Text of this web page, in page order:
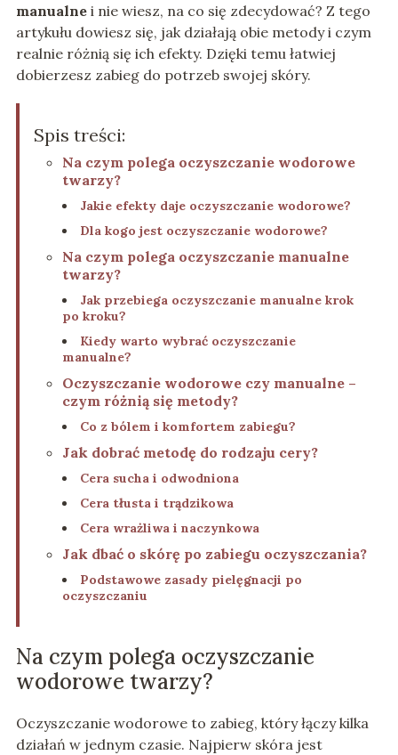
manualnei nie wiesz, na co się zdecydować? Z tego
artykułu dowiesz się, jak działają obie metody i czym
realnie różnią się ich efekty. Dzięki temu łatwiej
dobierzesz zabieg do potrzeb swojej skóry.
Spis treści:
Na czym polega oczyszczanie wodorowe
twarzy?
Jakie efekty daje oczyszczanie wodorowe?
Dla kogo jest oczyszczanie wodorowe?
Na czym polega oczyszczanie manualne
twarzy?
Jak przebiega oczyszczanie manualne krok
po kroku?
Kiedy warto wybrać oczyszczanie
manualne?
Oczyszczanie wodorowe czy manualne –
czym różnią się metody?
Co z bólem i komfortem zabiegu?
Jak dobrać metodę do rodzaju cery?
Cera sucha i odwodniona
Cera tłusta i trądzikowa
Cera wrażliwa i naczynkowa
Jak dbać o skórę po zabiegu oczyszczania?
Podstawowe zasady pielęgnacji po
oczyszczaniu
Na czym polega oczyszczanie
wodorowe twarzy?
Oczyszczanie wodorowe to zabieg, który łączy kilka
działań w jednym czasie. Najpierw skóra jest